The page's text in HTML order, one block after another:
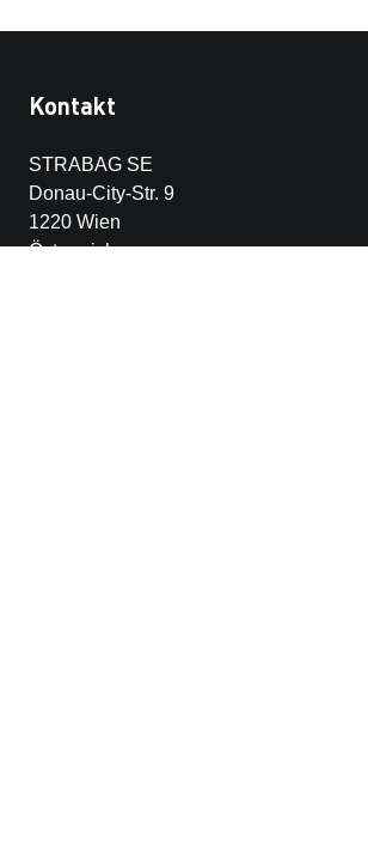
Kontakt
STRABAG SE
Donau-City-Str. 9
1220 Wien
Österreich